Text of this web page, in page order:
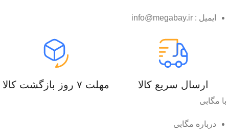
ایمیل : info@megabay.ir
ارسال سریع کالا مهلت ۷ روز بازگشت کالا
با مگابی
درباره مگابی